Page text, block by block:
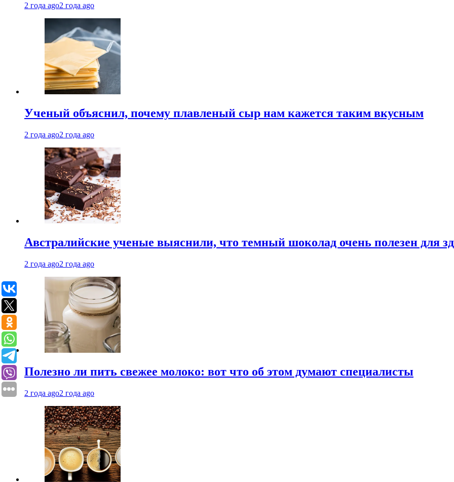
2 года ago2 года ago
Ученый объяснил, почему плавленый сыр нам кажется таким вкусным
2 года ago2 года ago
Австралийские ученые выяснили, что темный шоколад очень полезен для
2 года ago2 года ago
Полезно ли пить свежее молоко: вот что об этом думают специалисты
2 года ago2 года ago